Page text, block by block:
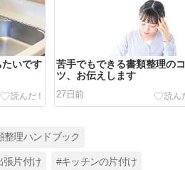
いです
苦手でもできる書類整理のコ
ツ、お伝えします
27日前
整理ハンドブック
張片付け #キッチンの片付け